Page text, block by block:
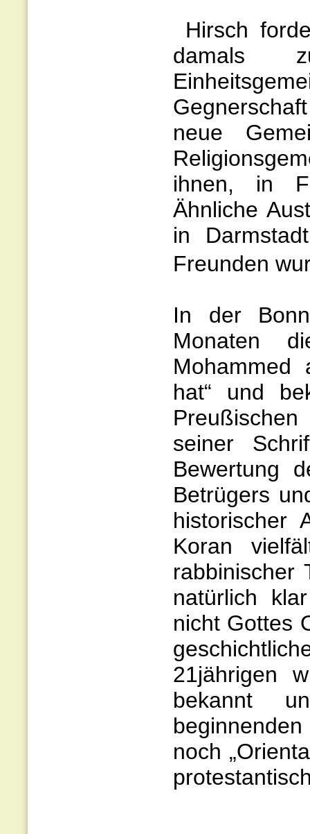
Hirsch
damals
neue
ihnen, in
Ähnliche
in
Freunden
In der
Monaten
Mohammed
hat“ und
seiner
Bewertung
Betrügers
historischer
Koran
rabbinischer
natürlich
nicht Gottes
21jährigen
bekannt
noch